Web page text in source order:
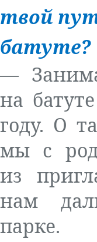
твой
батуте?
—
на
году. О
мы с
из
нам
парке.